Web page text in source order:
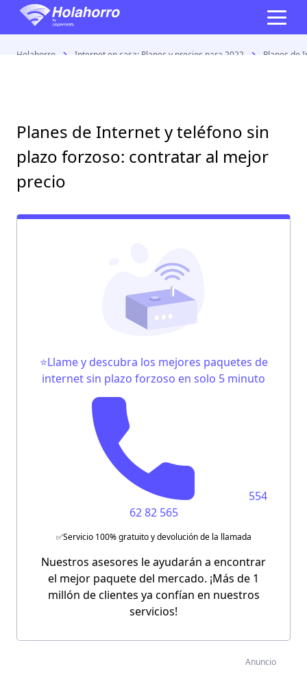
Holahorro Internet en casa: Planes y precios para 2022 Planes de
Planes de Internet y teléfono sin
plazo forzoso: contratar al mejor
precio
⭐Llame y descubra los mejores paquetes de
internet sin plazo forzoso en solo 5 minuto
554
62 82 565
✅Servicio 100% gratuito y devolución de la llamada
Nuestros asesores le ayudarán a encontrar
el mejor paquete del mercado. ¡Más de 1
millón de clientes ya confían en nuestros
servicios!
Anuncio